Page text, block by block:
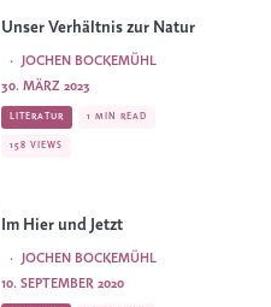
Unser Verhältnis zur Natur
JOCHEN BOCKEMÜHL
·
30. MÄRZ 2023
LITERATUR 1 MIN READ
158 VIEWS
Im Hier und Jetzt
JOCHEN BOCKEMÜHL
·
10. SEPTEMBER 2020